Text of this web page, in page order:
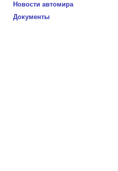
Новости автомира
Документы